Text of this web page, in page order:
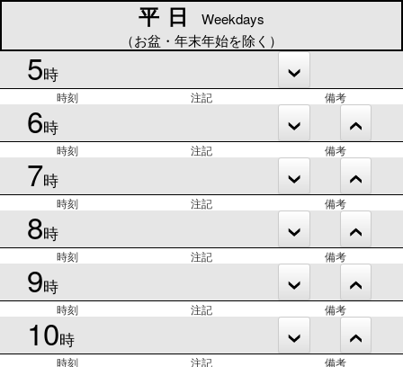
平日
Weekdays
（お盆・年末年始を除く）
5時
時刻 注記 備考
6時
時刻 注記 備考
7時
時刻 注記 備考
8時
時刻 注記 備考
9時
時刻 注記 備考
10時
時刻 注記 備考